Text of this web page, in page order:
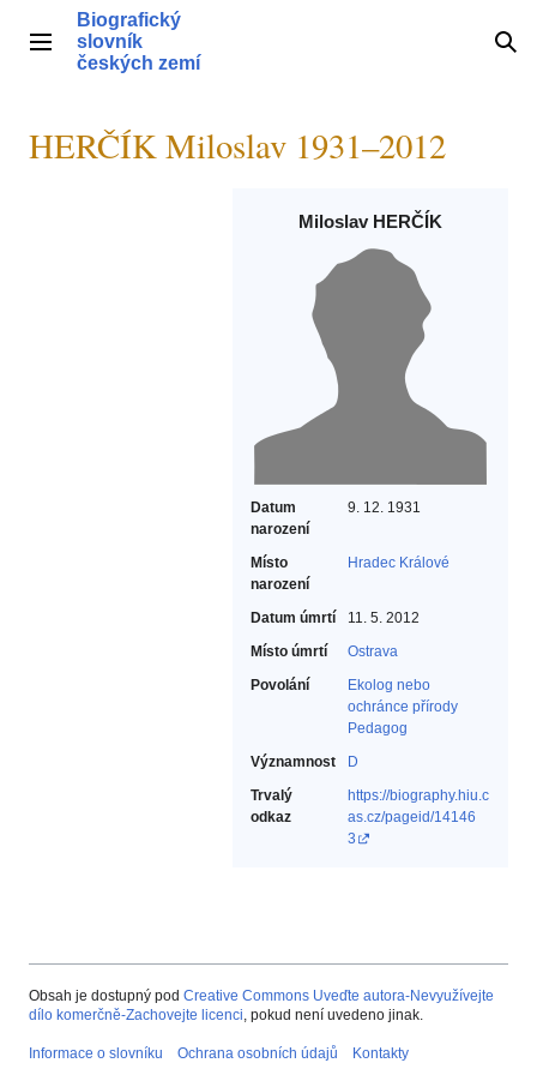
obsahHlavní menu
Biografický
slovník
českých zemí
HERČÍK Miloslav 1931–2012
Miloslav HERČÍK
Datum
narození
9. 12. 1931
Místo
narození
Hradec Králové
Datum úmrtí
11. 5. 2012
Místo úmrtí
Ostrava
Povolání
Ekolog nebo
ochránce přírody‎
Pedagog‎
Významnost
D
Trvalý
odkaz
https://biography.hiu.c
as.cz/pageid/14146
3
Obsah je dostupný pod Creative Commons Uveďte autora-Nevyužívejte
dílo komerčně-Zachovejte licenci, pokud není uvedeno jinak.
Informace o slovníku Ochrana osobních údajů Kontakty